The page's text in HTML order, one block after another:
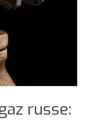
russe: